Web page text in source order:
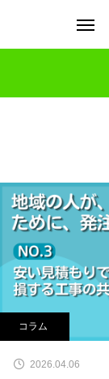
コラム
2026.04.06